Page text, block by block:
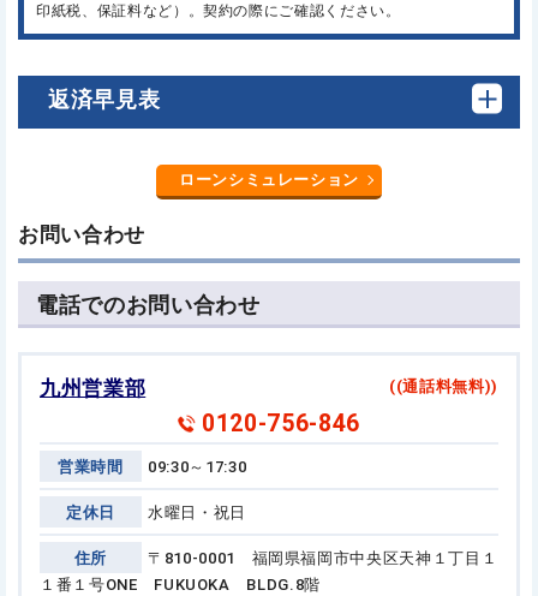
印紙税、保証料など）。契約の際にご確認ください。
返済早見表
ローンシミュレーション
お問い合わせ
電話でのお問い合わせ
九州営業部 ((通話料無料))
0120-756-846
営業時間 09:30～17:30
定休日 水曜日・祝日
住所
〒810-0001 福岡県福岡市中央区天神１丁目１
１番１号ONE FUKUOKA BLDG.8階